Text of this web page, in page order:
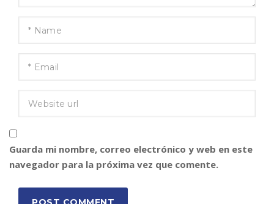
Guarda mi nombre, correo electrónico y web en este
navegador para la próxima vez que comente.